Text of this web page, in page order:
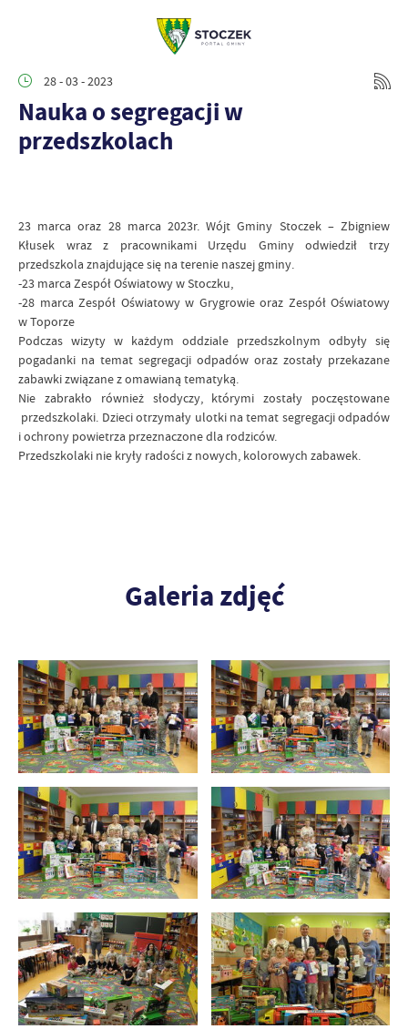
28 - 03 - 2023
Nauka o segregacji w
przedszkolach
23 marca oraz 28 marca 2023r. Wójt Gminy Stoczek – Zbigniew
Kłusek wraz z pracownikami Urzędu Gminy odwiedził trzy
przedszkola znajdujące się na terenie naszej gminy.
-23 marca Zespół Oświatowy w Stoczku,
-28 marca Zespół Oświatowy w Grygrowie oraz Zespół Oświatowy
w Toporze
Podczas wizyty w każdym oddziale przedszkolnym odbyły się
pogadanki na temat segregacji odpadów oraz zostały przekazane
zabawki związane z omawianą tematyką.
Nie zabrakło również słodyczy, którymi zostały poczęstowane
przedszkolaki. Dzieci otrzymały ulotki na temat segregacji odpadów
i ochrony powietrza przeznaczone dla rodziców.
Przedszkolaki nie kryły radości z nowych, kolorowych zabawek.
Galeria zdjęć